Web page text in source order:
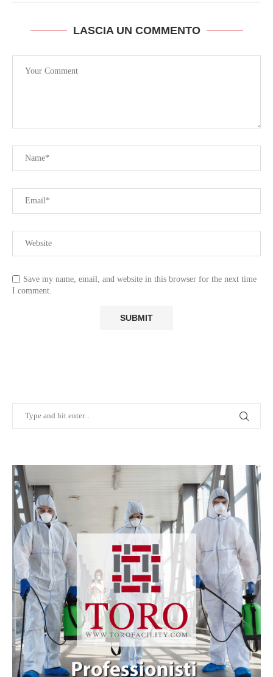
LASCIA UN COMMENTO
Save my name, email, and website in this browser for the next time
I comment.